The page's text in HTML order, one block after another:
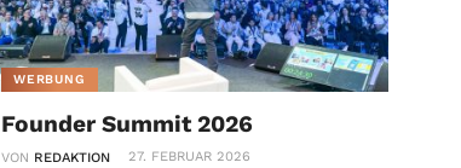
WERBUNG
Founder Summit 2026
VON REDAKTION 27. FEBRUAR 2026